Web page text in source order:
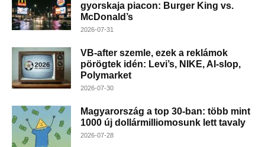
gyorskaja piacon: Burger King vs.
McDonald’s
2026-07-31
VB-after szemle, ezek a reklámok
pörögtek idén: Levi’s, NIKE, AI-slop,
Polymarket
2026-07-30
Magyarország a top 30-ban: több mint
1000 új dollármilliomosunk lett tavaly
2026-07-28